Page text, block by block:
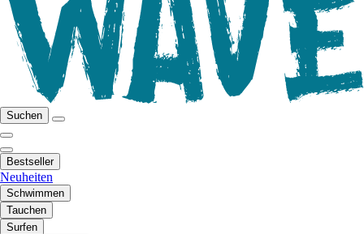
Suchen
Bestseller
Neuheiten
Schwimmen
Tauchen
Surfen